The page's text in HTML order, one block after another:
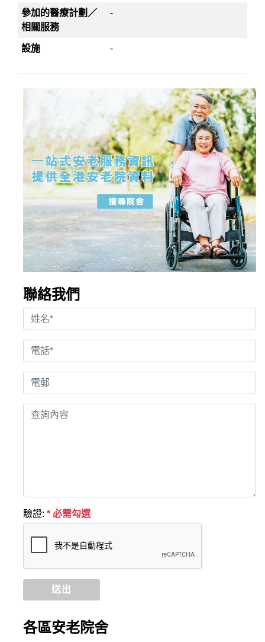
參加的醫療計劃／
相關服務
-
設施 -
聯絡我們
驗證: * 必需勾選
送出
各區安老院舍